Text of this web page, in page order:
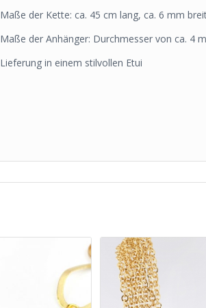
Maße der Kette: ca. 45 cm lang, ca. 6 mm
Maße der Anhänger: Durchmesser von ca. 4
Lieferung in einem stilvollen Etui